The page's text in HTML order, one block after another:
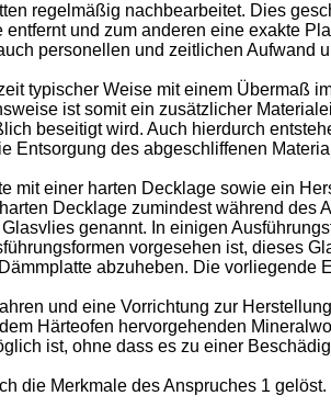
regelmäßig nachbearbeitet. Dies
und zum anderen eine exakte
personellen und zeitlichen Aufwand
typischer Weise mit einem Übermaß
ist somit ein zusätzlicher
beseitigt wird. Auch hierdurch
Entsorgung des abgeschliffenen
mit einer harten Decklage sowie ein
Decklage zumindest während
genannt. In einigen
vorgesehen ist, dieses
abzuheben. Die vorliegende
und eine Vorrichtung zur
Härteofen hervorgehenden
ist, ohne dass es zu einer
die Merkmale des Anspruches 1 gelöst.